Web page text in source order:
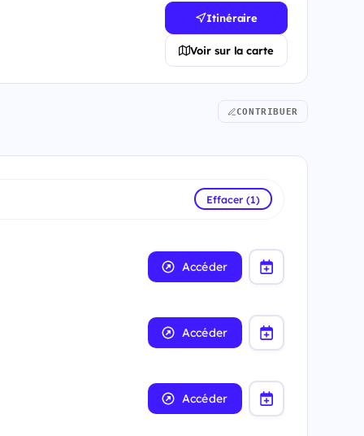
Itinéraire
Voir sur la carte
CONTRIBUER
Effacer (1)
Accéder
Accéder
Accéder